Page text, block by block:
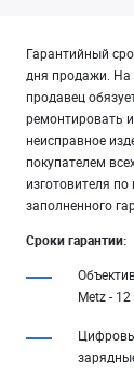
Гарантийный
дня продажи. На
продавец
ремонтировать
неисправное
покупателем
изготовителя
заполненного
Сроки гарантии:
Metz -